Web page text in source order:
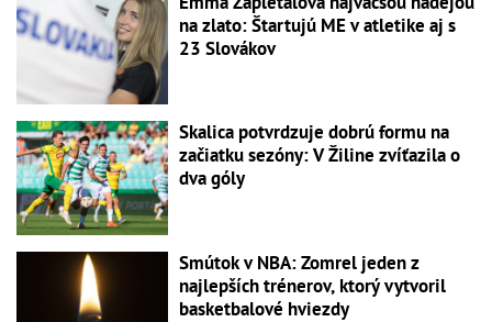
na zlato: Štartujú ME v atletike aj s
23 Slovákov
Skalica potvrdzuje dobrú formu na
začiatku sezóny: V Žiline zvíťazila o
dva góly
Smútok v NBA: Zomrel jeden z
najlepších trénerov, ktorý vytvoril
basketbalové hviezdy